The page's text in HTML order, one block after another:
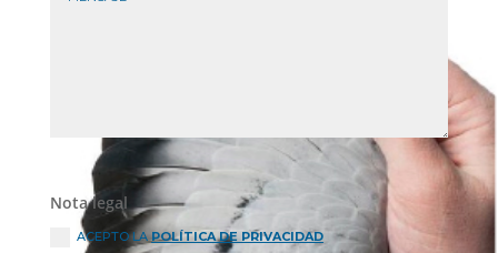
Nota legal
ACEPTO LAPOLÍTICA DE PRIVACIDAD